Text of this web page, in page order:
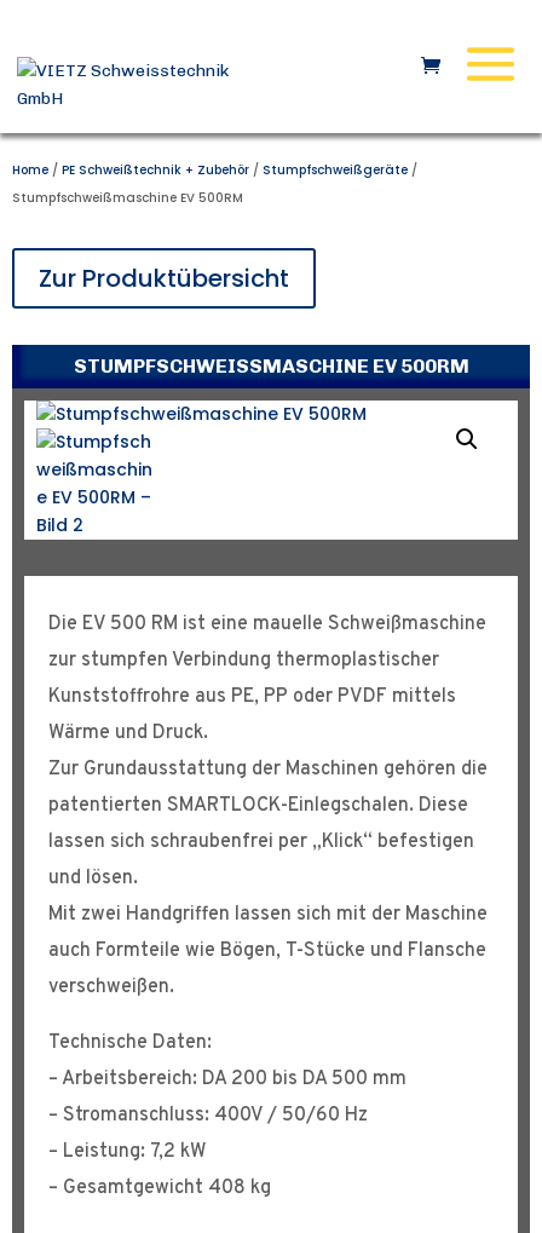
Home / PE Schweißtechnik + Zubehör / Stumpfschweißgeräte /
Stumpfschweißmaschine EV 500RM
Zur Produktübersicht
STUMPFSCHWEISSMASCHINE EV 500RM
Die EV 500 RM ist eine mauelle Schweißmaschine
zur stumpfen Verbindung thermoplastischer
Kunststoffrohre aus PE, PP oder PVDF mittels
Wärme und Druck.
Zur Grundausstattung der Maschinen gehören die
patentierten SMARTLOCK-Einlegschalen. Diese
lassen sich schraubenfrei per „Klick“ befestigen
und lösen.
Mit zwei Handgriffen lassen sich mit der Maschine
auch Formteile wie Bögen, T-Stücke und Flansche
verschweißen.
Technische Daten:
– Arbeitsbereich: DA 200 bis DA 500 mm
– Stromanschluss: 400V / 50/60 Hz
– Leistung: 7,2 kW
– Gesamtgewicht 408 kg